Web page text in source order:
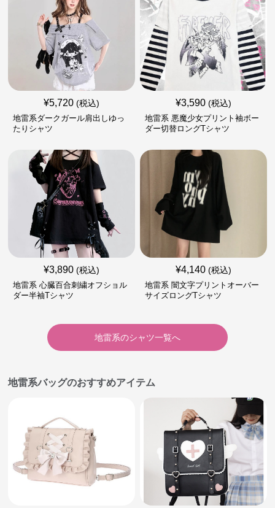
¥5,720 (税込)
地雷系ダークガール肩出しゆっ
たりシャツ
¥3,590 (税込)
地雷系 悪魔少女プリント袖ボー
ダー切替ロングTシャツ
¥3,890 (税込)
地雷系 心臓百合刺繍オフショル
ダー半袖Tシャツ
¥4,140 (税込)
地雷系 闇文字プリントオーバー
サイズロングTシャツ
地雷系のシャツ一覧へ
地雷系バッグのおすすめアイテム